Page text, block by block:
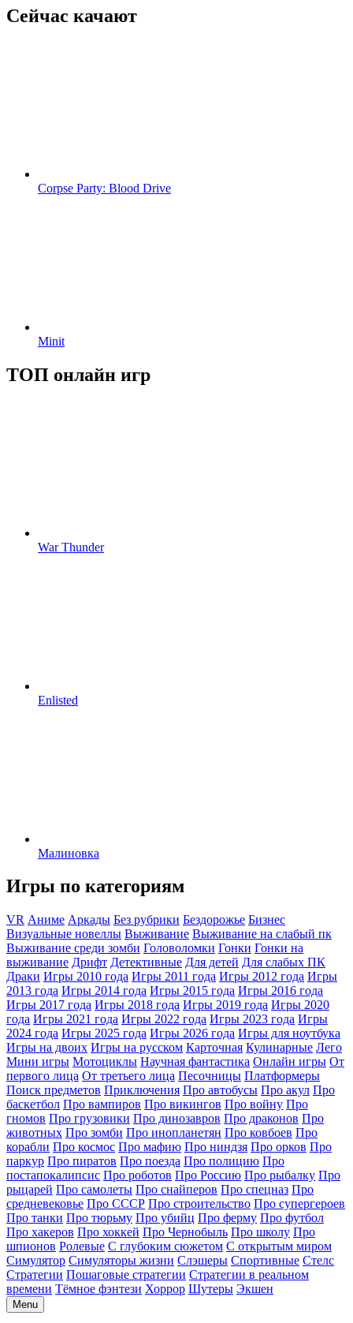
Сейчас качают
Corpse Party: Blood Drive
Minit
ТОП онлайн игр
War Thunder
Enlisted
Малиновка
Игры по категориям
VR Аниме Аркады Без рубрики Бездорожье Бизнес
Визуальные новеллы Выживание Выживание на слабый пк
Выживание среди зомби Головоломки Гонки Гонки на
выживание Дрифт Детективные Для детей Для слабых ПК
Драки Игры 2010 года Игры 2011 года Игры 2012 года Игры
2013 года Игры 2014 года Игры 2015 года Игры 2016 года
Игры 2017 года Игры 2018 года Игры 2019 года Игры 2020
года Игры 2021 года Игры 2022 года Игры 2023 года Игры
2024 года Игры 2025 года Игры 2026 года Игры для ноутбука
Игры на двоих Игры на русском Карточная Кулинарные Лего
Мини игры Мотоциклы Научная фантастика Онлайн игры От
первого лица От третьего лица Песочницы Платформеры
Поиск предметов Приключения Про автобусы Про акул Про
баскетбол Про вампиров Про викингов Про войну Про
гномов Про грузовики Про динозавров Про драконов Про
животных Про зомби Про инопланетян Про ковбоев Про
корабли Про космос Про мафию Про ниндзя Про орков Про
паркур Про пиратов Про поезда Про полицию Про
постапокалипсис Про роботов Про Россию Про рыбалку Про
рыцарей Про самолеты Про снайперов Про спецназ Про
средневековье Про СССР Про строительство Про супергероев
Про танки Про тюрьму Про убийц Про ферму Про футбол
Про хакеров Про хоккей Про Чернобыль Про школу Про
шпионов Ролевые С глубоким сюжетом С открытым миром
Симулятор Симуляторы жизни Слэшеры Спортивные Стелс
Стратегии Пошаговые стратегии Стратегии в реальном
времени Тёмное фэнтези Хоррор Шутеры Экшен
Menu